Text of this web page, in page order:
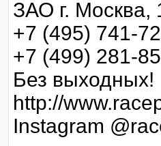
ЗАО г. Москва,
+7 (495) 741-
+7 (499) 281-
Без выходных!
http://
Instagram